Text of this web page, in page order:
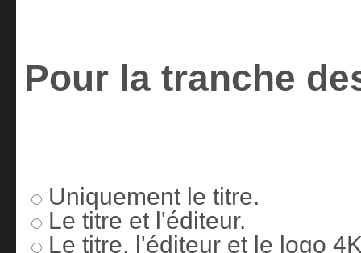
Pour la tranche
Uniquement le titre.
Le titre et l'éditeur.
Le titre, l'éditeur et le logo